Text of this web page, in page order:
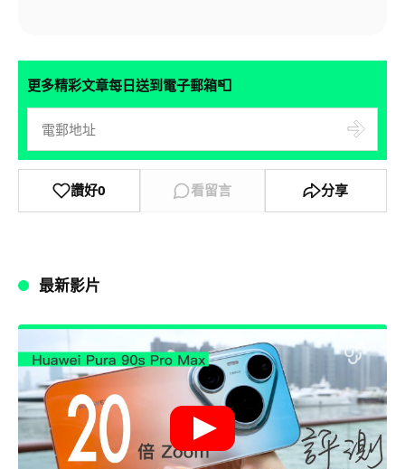
更多精彩文章每日送到電子郵箱📮
讚好0 看留言 分享
最新影片